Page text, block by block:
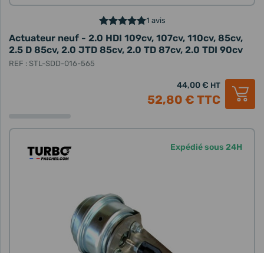
1 avis
Actuateur neuf - 2.0 HDI 109cv, 107cv, 110cv, 85cv,
2.5 D 85cv, 2.0 JTD 85cv, 2.0 TD 87cv, 2.0 TDI 90cv
REF : STL-SDD-016-565
44,00 € HT
52,80 € TTC
Expédié sous 24H